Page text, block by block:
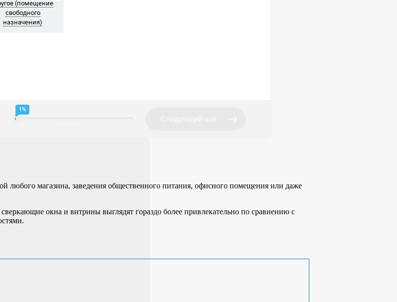
любого магазина, заведения общественного питания, офисного помещения или даже
окна и витрины выглядят гораздо более привлекательно по сравнению с